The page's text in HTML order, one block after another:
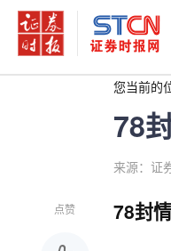
您当前的
78
来源：证
点赞 78封